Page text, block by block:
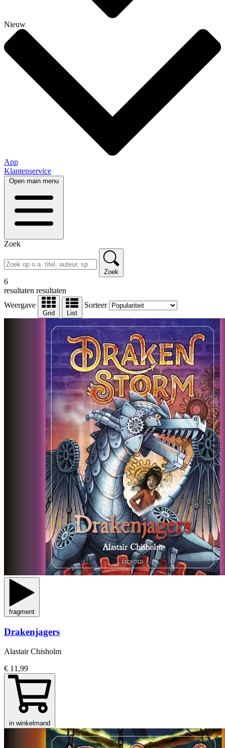
Nieuw
App
Klantenservice
Open main menu
Zoek
Zoek
6
resultaten resultaten
Weergave
Grid List
Sorteer
fragment
Drakenjagers
Alastair Chisholm
€ 11,99
in winkelmand